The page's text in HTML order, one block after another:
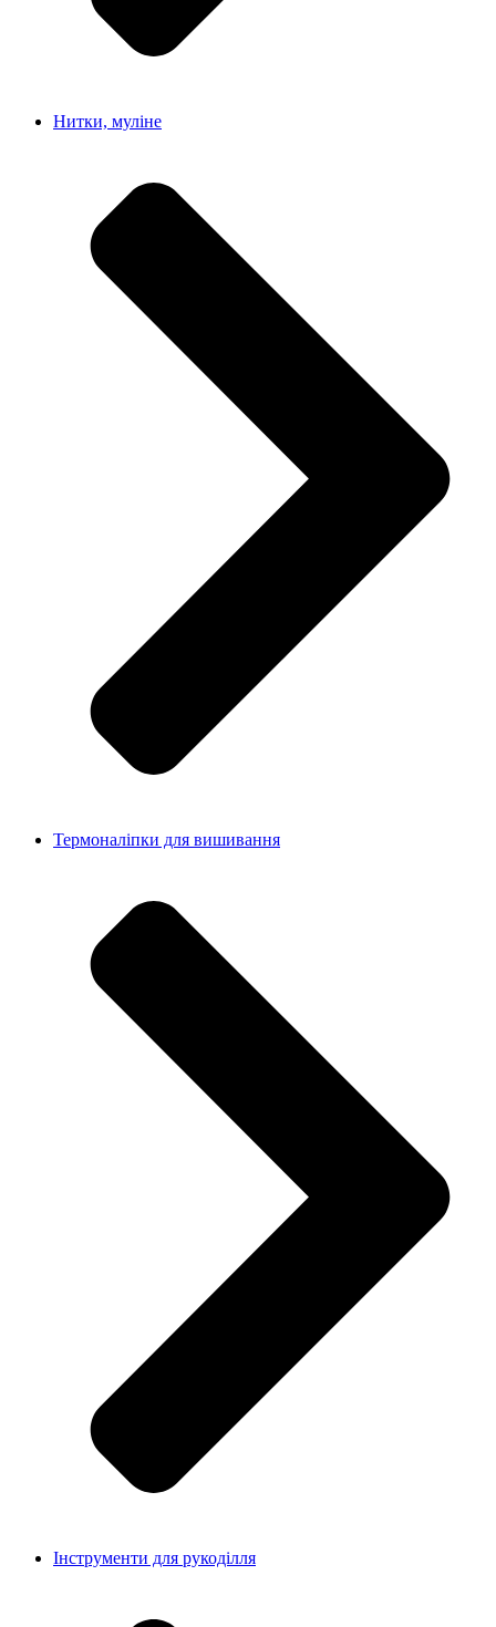
Нитки, муліне
Термоналіпки для вишивання
Інструменти для рукоділля